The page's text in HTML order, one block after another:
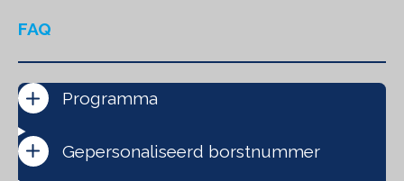
FAQ
Programma
Gepersonaliseerd borstnummer